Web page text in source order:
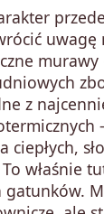
uwagę
murawy
z
ciepłych,
właśnie